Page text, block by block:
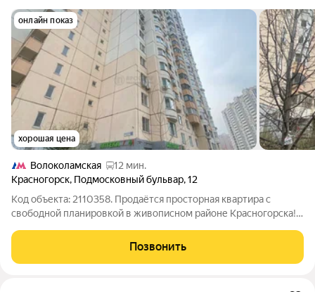
онлайн показ
хорошая цена
Волоколамская
12 мин.
Красногорск, Подмосковный бульвар,12
Код объекта: 2110358. Продаётся просторная квартира с
свободной планировкой в живописном районе Красногорска!
Подмосковный бульвар, 12. Квартира расположена на 15-м
этаже 20-этажного панельного дома
Позвонить